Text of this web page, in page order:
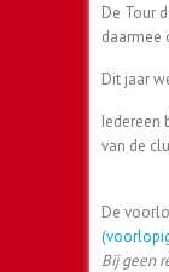
De Tour
daarmee
Dit jaar
Iedereen
van de
De
Bij geen